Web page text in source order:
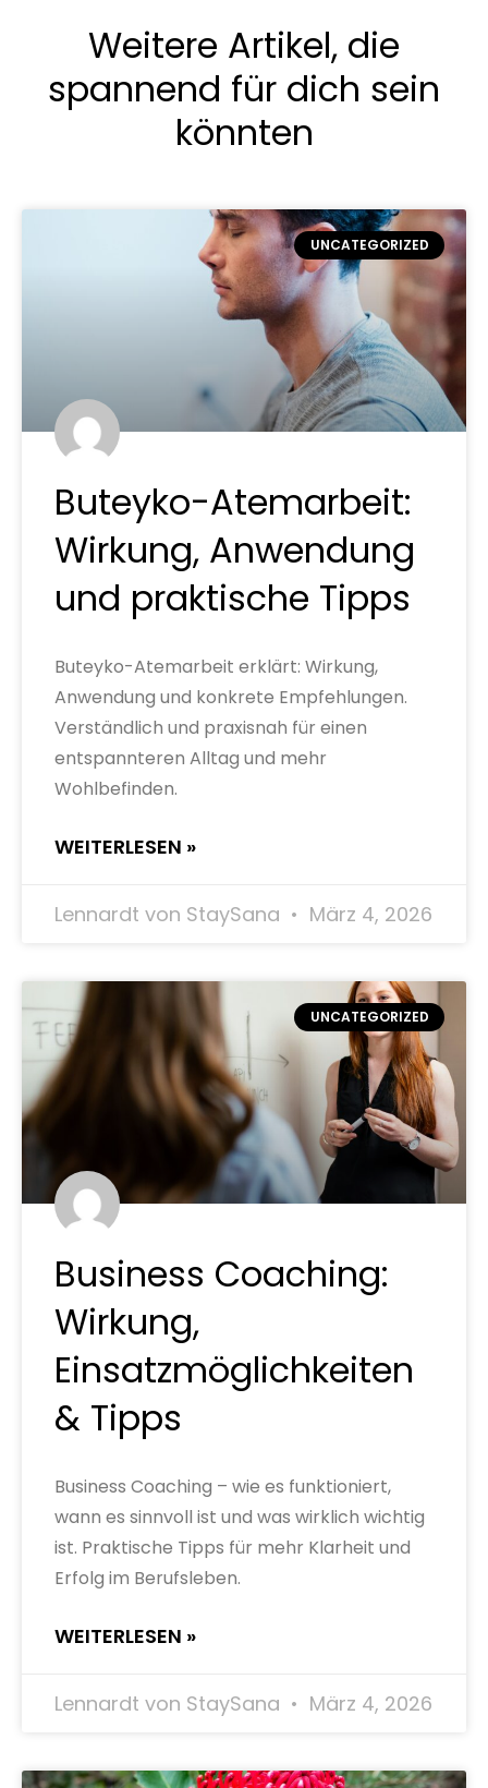
Weitere Artikel, die
spannend für dich sein
könnten
UNCATEGORIZED
Buteyko-Atemarbeit:
Wirkung, Anwendung
und praktische Tipps
Buteyko-Atemarbeit erklärt: Wirkung,
Anwendung und konkrete Empfehlungen.
Verständlich und praxisnah für einen
entspannteren Alltag und mehr
Wohlbefinden.
WEITERLESEN »
Lennardt von StaySana März 4, 2026
UNCATEGORIZED
Business Coaching:
Wirkung,
Einsatzmöglichkeiten
& Tipps
Business Coaching – wie es funktioniert,
wann es sinnvoll ist und was wirklich wichtig
ist. Praktische Tipps für mehr Klarheit und
Erfolg im Berufsleben.
WEITERLESEN »
Lennardt von StaySana März 4, 2026